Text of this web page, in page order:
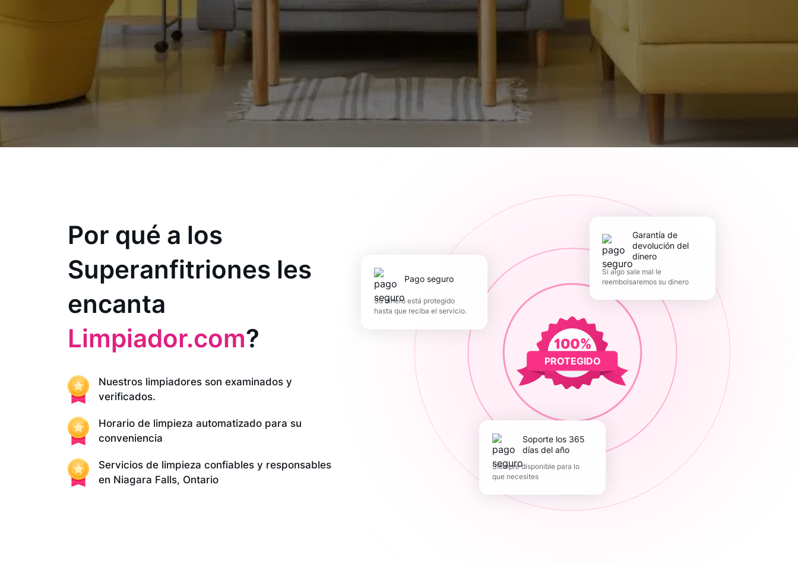
Por qué a los
Superanfitriones les
encanta
Limpiador.com?
Nuestros limpiadores son examinados y
verificados.
Horario de limpieza automatizado para su
conveniencia
Servicios de limpieza confiables y responsables
en Niagara Falls, Ontario
PROTEGIDO
pago seguro
Su dinero está protegido
hasta que reciba el servicio.
Garantía de
devolución del
dinero
Si algo sale mal le
reembolsaremos su dinero
Soporte los 365
días del año
Siempre disponible para lo
que necesites